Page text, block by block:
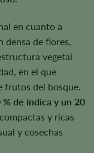
en cuanto a
densa de flores,
vegetal
en el que
frutos del bosque.
de índica y un 20
y ricas
y cosechas